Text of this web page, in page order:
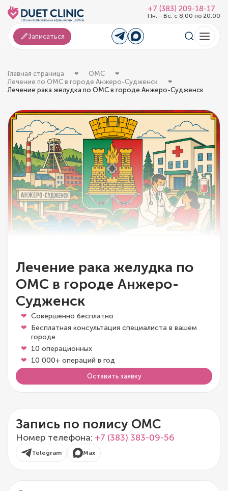
+7 (383) 209-18-17
Пн. - Вс. с 8.00 по 20.00
Записаться
Главная страница
ОМС
Лечение по ОМС в городе Анжеро-Судженск
Лечение рака желудка по ОМС в городе Анжеро-Судженск
Лечение рака желудка по
ОМС в городе Анжеро-
Судженск
Совершенно бесплатно
Бесплатная консультация специалиста в вашем
городе
10 операционных
10 000+ операций в год
Оставить заявку
Запись по полису ОМС
Номер телефона: +7 (383) 383-09-56
Telegram Max